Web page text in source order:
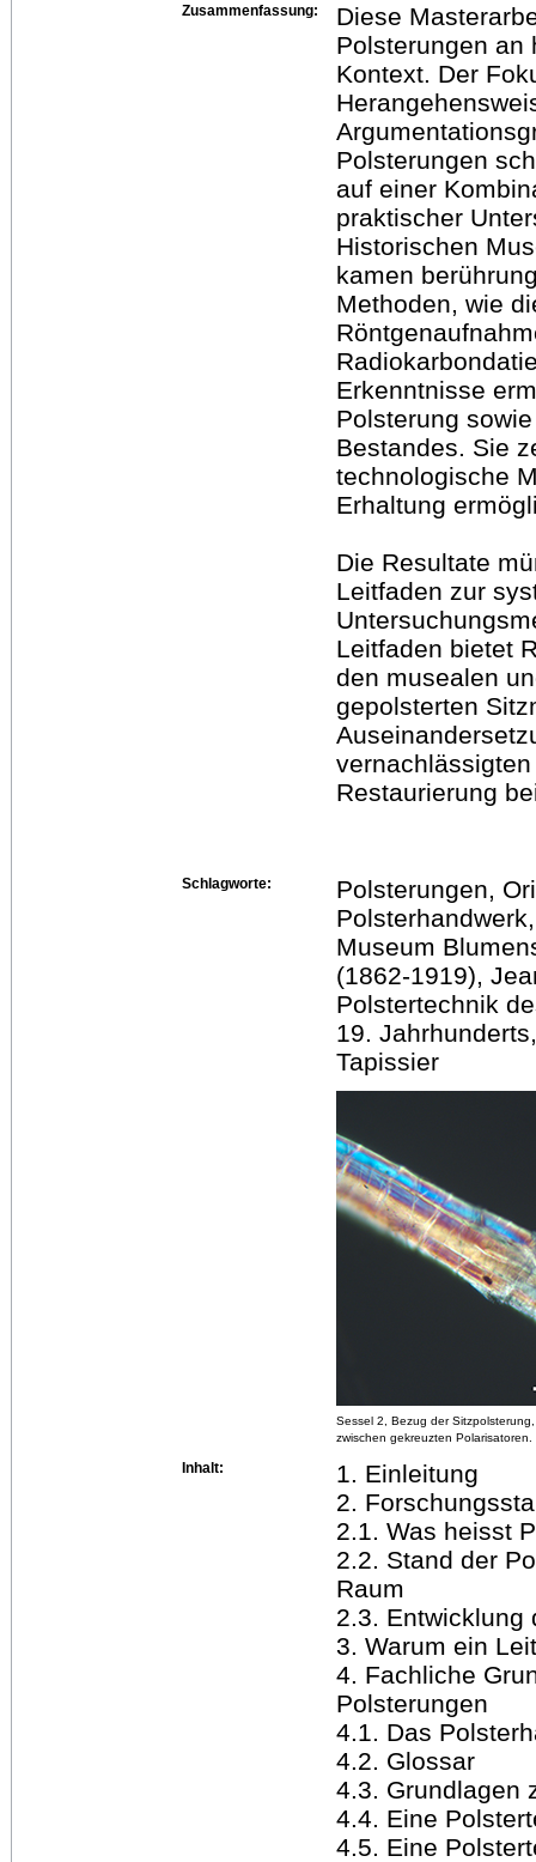
Zusammenfassung:
Diese
Polsterungen an
Kontext. Der
Polsterungen
auf einer
praktischer
Historischen
kamen
Methoden, wie
Erkenntnisse
Polsterung
Bestandes. Sie
technologische
Erhaltung
Die Resultate
Leitfaden zur
Leitfaden bietet
den musealen
gepolsterten
Restaurierung
Schlagworte:
Polsterungen,
Museum
(1862-1919),
Polstertechnik
19.
Tapissier
Sessel 2, Bezug der
zwischen gekreuzten
Inhalt:
1. Einleitung
2.
2.1. Was heisst
2.2. Stand der
Raum
2.3. Entwicklung
3. Warum ein
4. Fachliche
Polsterungen
4.1. Das
4.2. Glossar
4.3. Grundlagen
4.4. Eine
4.5. Eine